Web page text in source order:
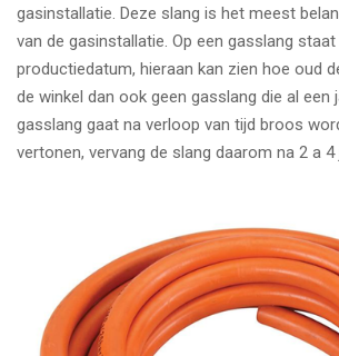
gasinstallatie. Deze slang is het meest
van de gasinstallatie. Op een gasslang staat
productiedatum, hieraan kan zien hoe oud
de winkel dan ook geen gasslang die al een
gasslang gaat na verloop van tijd broos
vertonen, vervang de slang daarom na 2 a 4